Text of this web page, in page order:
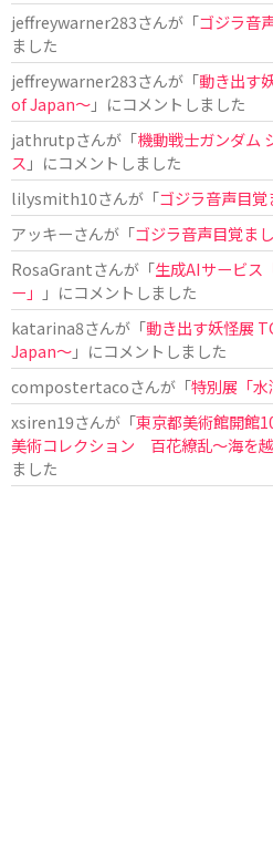
jeffreywarner283さんが「ゴジラ音
ました
jeffreywarner283さんが「動き出す
of Japan〜」にコメントしました
jathrutpさんが「機動戦士ガンダム
ス 」にコメントしました
lilysmith10さんが「ゴジラ音声目覚
アッキーさんが「ゴジラ音声目覚ま
RosaGrantさんが「生成AIサービス
ー」
」にコメントしました
katarina8さんが「動き出す妖怪展
Japan〜」にコメントしました
compostertacoさんが「特別展「水
xsiren19さんが「東京都美術館開館
美術コレクション 百花繚乱～海を
ました